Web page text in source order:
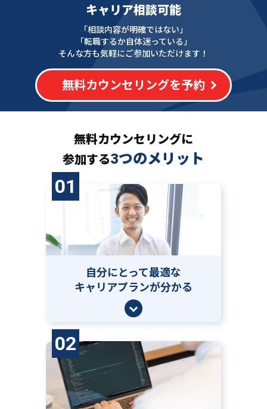
キャリア相談可能
「相談内容が明確ではない」
「転職するか自体迷っている」
そんな方も気軽にご参加いただけます！
無料カウンセリングを予約
無料カウンセリングに
参加する3つのメリット
01
自分にとって最適な
キャリアプランが分かる
02